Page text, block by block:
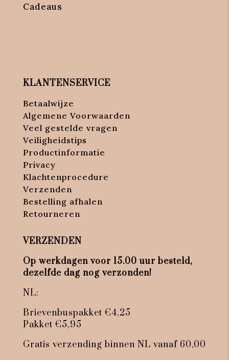
Cadeaus
KLANTENSERVICE
Betaalwijze
Algemene Voorwaarden
Veel gestelde vragen
Veiligheidstips
Productinformatie
Privacy
Klachtenprocedure
Verzenden
Bestelling afhalen
Retourneren
VERZENDEN
Op werkdagen voor 15.00 uur besteld,
dezelfde dag nog verzonden!
NL:
Brievenbuspakket €4,25
Pakket €5,95
Gratis verzending binnen NL vanaf 60,00